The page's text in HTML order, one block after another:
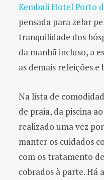
Kembali Hotel Porto
pensada para zelar
tranquilidade dos
da manhã incluso, a
as demais refeições e
Na lista de
de praia, da piscina
realizado uma vez
manter os cuidados
com os tratamento
cobrados à parte. Há